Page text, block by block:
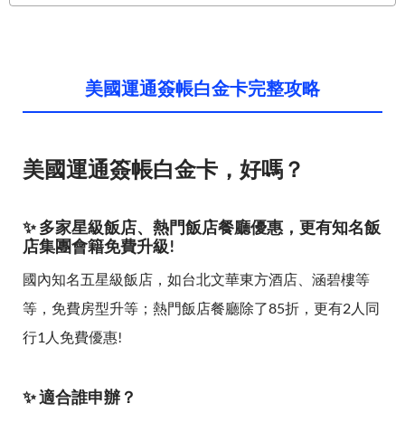
美國運通簽帳白金卡完整攻略
美國運通簽帳白金卡，好嗎？
✨ 多家星級飯店、熱門飯店餐廳優惠，更有知名飯
店集團會籍免費升級!
國內知名五星級飯店，如台北文華東方酒店、涵碧樓等
等，免費房型升等；熱門飯店餐廳除了85折，更有2人同
行1人免費優惠!
✨ 適合誰申辦？